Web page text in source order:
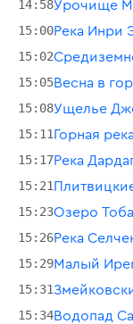
14:58Урочище
15:00Река Инри
15:02
15:05Весна в
15:08Ущелье
15:11Горная
15:17Река
15:21
15:23Озеро
15:26Река
15:29Малый
15:31
15:34Водопад